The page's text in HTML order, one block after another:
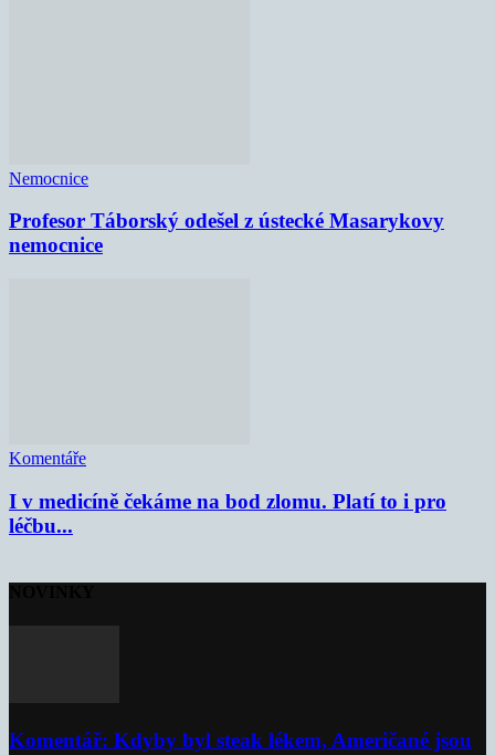
Nemocnice
Profesor Táborský odešel z ústecké Masarykovy
nemocnice
Komentáře
I v medicíně čekáme na bod zlomu. Platí to i pro
léčbu...
Komentář: Kdyby byl steak lékem, Američané jsou